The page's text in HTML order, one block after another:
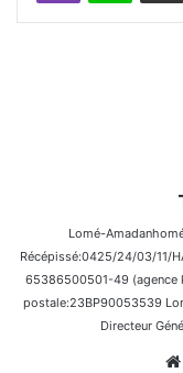
Lomé-
Récépissé:0425/24/03/11/
65386500501-49 (agence
postale:23BP90053539
Directeur